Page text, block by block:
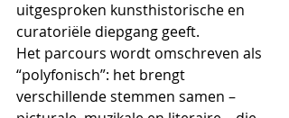
uitgesproken kunsthistorische en
curatoriële diepgang geeft.
Het parcours wordt omschreven als
“polyfonisch”: het brengt
verschillende stemmen samen –